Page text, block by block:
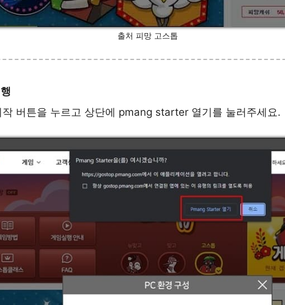
출처 피망 고스톱
작 버튼을 누르고 상단에 pmang starter 열기를 눌러주세요.